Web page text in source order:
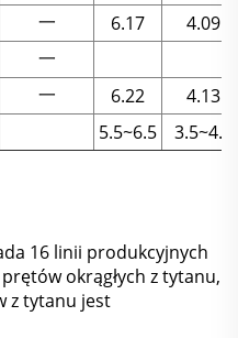
一 6.17
4.09
一
一 6.22
4.13
5.5~6.5 3.5~4.5
16 linii produkcyjnych
okrągłych z tytanu,
z tytanu jest